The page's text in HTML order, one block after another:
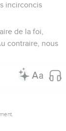
incirconcis
de la foi,
contraire, nous